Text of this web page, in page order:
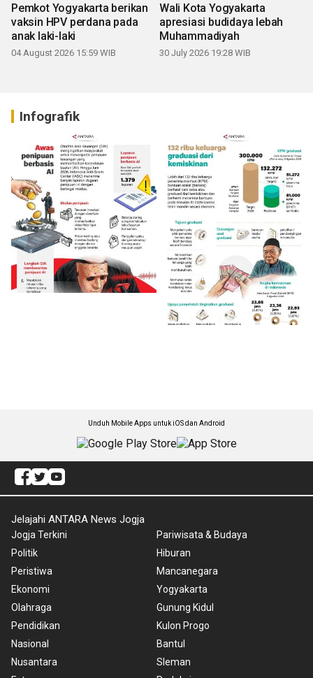
Pemkot Yogyakarta berikan
vaksin HPV perdana pada
anak laki-laki
04 August 2026 15:59 WIB
Wali Kota Yogyakarta
apresiasi budidaya lebah
Muhammadiyah
30 July 2026 19:28 WIB
Infografik
Unduh Mobile Apps untuk iOS dan Android
Jelajahi ANTARA News Jogja
Jogja Terkini
Politik
Peristiwa
Ekonomi
Olahraga
Pendidikan
Nasional
Nusantara
Pariwisata & Budaya
Hiburan
Mancanegara
Yogyakarta
Gunung Kidul
Kulon Progo
Bantul
Sleman